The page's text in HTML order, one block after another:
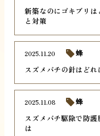
新築なのにゴキブリ
と対策
スズメバチの針はど
2025.11.20 蜂
スズメバチ駆除で防
は
2025.11.08 蜂